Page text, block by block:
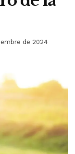
de 2024